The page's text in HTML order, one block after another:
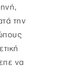
την
να